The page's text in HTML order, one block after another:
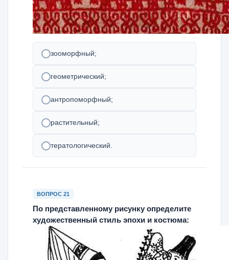
зооморфный;
геометрический;
антропоморфный;
растительный;
тератологический.
ВОПРОС 21
По представленному рисунку определите
художественный стиль эпохи и костюма: